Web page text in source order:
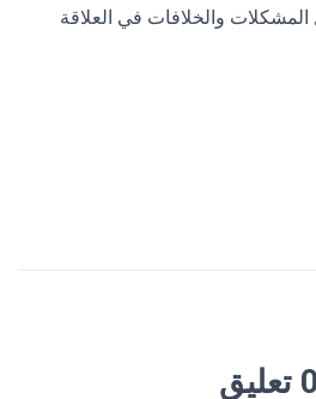
المشكلات والخلافات في العلاقة
0 تعليق